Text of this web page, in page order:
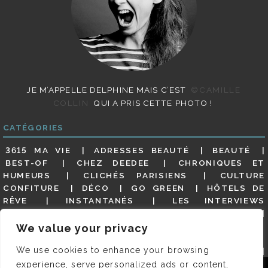
We value your privacy
We use cookies to enhance your browsing
experience, serve personalized ads or content,
JE M’APPELLE DELPHINE MAIS C’EST
©CAMILLE
COLLIN
QUI A PRIS CETTE PHOTO !
CATÉGORIES
3615 MA VIE ADRESSES BEAUTÉ
BEAUTÉ
BEST-OF
CHEZ DEEDEE
CHRONIQUES ET
HUMEURS
CLICHÉS PARISIENS
CULTURE
CONFITURE
DÉCO GO GREEN
HÔTELS DE
RÊVE
INSTANTANÉS
LES INTERVIEWS
MES ADRESSES
MODE NON CLASSÉ
GUIDE
PARIS EN PHOTOS
RESTAURANTS
REVUE DE PRESSE DÉTAILLÉE, SIOU PLAIT